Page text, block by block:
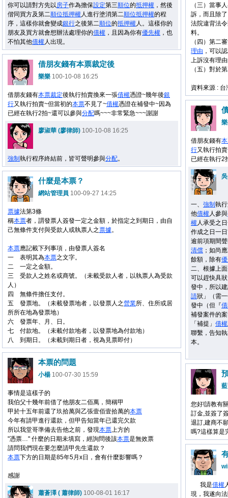
（三）當事
訴，而且除
法院違背法
料。
（四）第二
理由 ，可以
上訴沒有理
（五）對於
資料來源 :
你可以請對方先以房子作為擔保設定第三 順位的抵押權 ，然後
偕同買方及第二順位抵押權人進行塗消第二順位抵押權的程
序，這樣你就會變成銀行之後第二順位的抵押權人。這樣你的
朋友及買方就會想辦法處理你的債權 ，且因為你有優先權 ，也
不怕其他債權人出現。
借朋友錢有本票裁定後
樂樂 100-10-08 16:25
借朋友錢有本票裁定後執行拍賣換來一張債權憑證~幾年後銀
行又執行拍賣~但當初的本票不見了~債權憑證在補發中~因為
已經在執行2拍~還可以參與分配嗎~~~非常緊急~~~謝謝
廖淑華 (廖律師) 100-10-08 16:25
強制 執行程序終結前，皆可聲明參與分配。
借朋友錢有
行又執行拍
已經在執行2
一、 強制 執
他債權人參與
權人承受之
作成之日一
逾前項期間
清償 ；如尚
餘額，除有
二、根據上
可以趕快具
發中，所以
請狀」（需
發中（但『
補發案件的
「補提」 債權
聯繫，告知
本。
什麼是本票？
網站管理員 100-09-27 14:25
票據法第3條
稱本票者，謂發票人簽發一定之金額，於指定之到期日，由自
己無條件支付與受款人或執票人之票據。
本票應記載下列事項，由發票人簽名
一 表明其為本票之文字。
二 一定之金額。
三 受款人之姓名或商號。（未載受款人者，以執票人為受款
人）
四 無條件擔任支付。
五 發票地。（未載發票地者，以發票人之營業所、住所或居
所所在地為發票地）
六 發票年、月、日。
七 付款地。（未載付款地者，以發票地為付款地）
八 到期日。（未載到期日者，視為見票即付）
本票的問題
小楊 100-07-30 15:59
事情是這樣子的
我伯父十幾年前借了他朋友二佰萬，簡稱甲
甲於十五年前還了玖拾萬與乙張壹佰壹拾萬的本票
今年有請甲進行還款，但甲告知當年已還完欠款
所以我堂哥準備去告他之前，發現本票上方的
"憑票…" 什麼的日期未填寫，經詢問後該本票是無效票
請問我們現在要怎麼請甲先生還款？
本票下方的日期是85年5月x日，會有什麼影響嗎？
感謝
蕭蒼澤 ( 蕭律師) 100-08-01 16:17
藍
您好!請教有
訂金,並簽了
退訂,建商不
嗎?這樣算是
我是債權
現，我遂向